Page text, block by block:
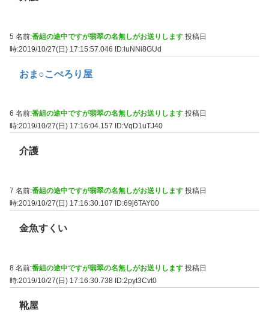
5 名前:番組の途中ですが翡翠の名無しがお送りします 投稿日
時:2019/10/27(日) 17:15:57.046 ID:luNNi8GUd
おま○こぺろり屋
6 名前:番組の途中ですが翡翠の名無しがお送りします 投稿日
時:2019/10/27(日) 17:16:04.157
ID:VqD1uTJ40
介護
7 名前:番組の途中ですが翡翠の名無しがお送りします 投稿日
時:2019/10/27(日) 17:16:30.107
ID:69j6TAY00
金魚すくい
8 名前:番組の途中ですが翡翠の名無しがお送りします 投稿日
時:2019/10/27(日) 17:16:30.738 ID:2pyt3Cvt0
靴屋